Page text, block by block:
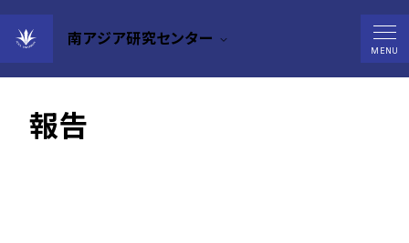
南アジア研究センター
MENU
南アジア研究センター活動
報告